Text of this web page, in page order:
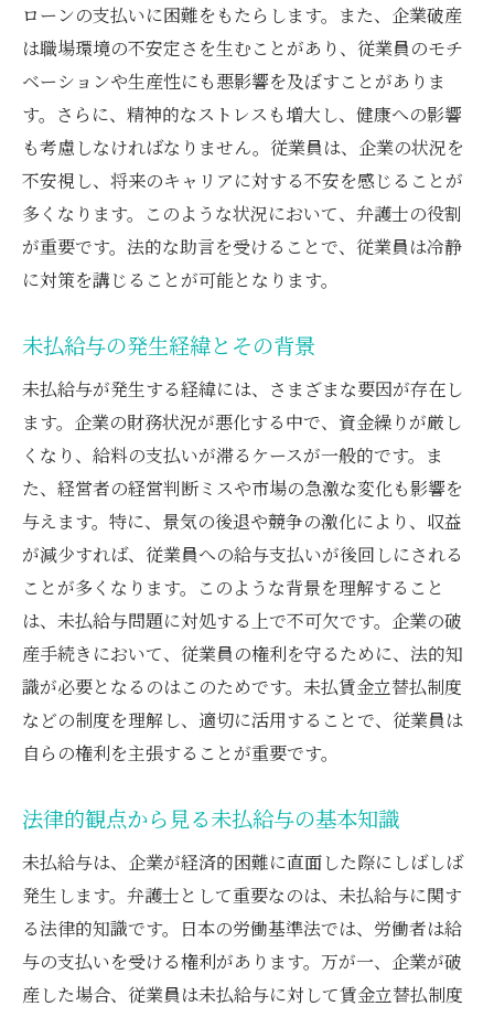
従業員が知っておくべき法的権利
従業員を守るための未払賃金立替払制度の活用
法
未払賃金立替払制度とは何か？
制度活用の条件と申請方法
弁護士が解説する手続きの流れ
未払賃金立替払制度を利用した実例
従業員にとってのメリットとデメリット
体的手段
給与確保のために従業員が取るべき行動
法的手段を通じた給与確保の実例
弁護士による交渉での給与回収法
破産管財人との協力による未払給与回収
給与確保に成功した事例から学ぶ
給与確保のための効果的な戦略
未払給与問題と賃金立替払制度実例から学ぶ成
功事例
成功事例1: 未払給与を回収した具体例
成功事例2: 賃金立替払制度を活用した実例
成功事例3: 弁護士の支援で給与回収したケ
成功事例4: 労働審判を通じた解決法
成功事例5: 企業破産での従業員の勝利
成功事例6: 未払給与問題解決の鍵
会社破産と未払給与弁護士の支援で生活をどう
ローンの支払いに困難をもたらします。また、企業破産
は職場環境の不安定さを生むことがあり、従業員のモチ
ベーションや生産性にも悪影響を及ぼすことがありま
す。さらに、精神的なストレスも増大し、健康への影響
も考慮しなければなりません。従業員は、企業の状況を
不安視し、将来のキャリアに対する不安を感じることが
多くなります。このような状況において、弁護士の役割
が重要です。法的な助言を受けることで、従業員は冷静
に対策を講じることが可能となります。
未払給与の発生経緯とその背景
未払給与が発生する経緯には、さまざまな要因が存在し
ます。企業の財務状況が悪化する中で、資金繰りが厳し
くなり、給料の支払いが滞るケースが一般的です。ま
た、経営者の経営判断ミスや市場の急激な変化も影響を
与えます。特に、景気の後退や競争の激化により、収益
が減少すれば、従業員への給与支払いが後回しにされる
ことが多くなります。このような背景を理解すること
は、未払給与問題に対処する上で不可欠です。企業の破
産手続きにおいて、従業員の権利を守るために、法的知
識が必要となるのはこのためです。未払賃金立替払制度
などの制度を理解し、適切に活用することで、従業員は
自らの権利を主張することが重要です。
法律的観点から見る未払給与の基本知識
未払給与は、企業が経済的困難に直面した際にしばしば
発生します。弁護士として重要なのは、未払給与に関す
る法律的知識です。日本の労働基準法では、労働者は給
与の支払いを受ける権利があります。万が一、企業が破
産した場合、従業員は未払給与に対して賃金立替払制度